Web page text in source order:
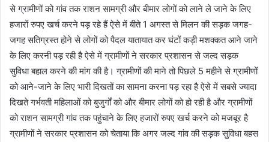
से ग्रामीणों को गांव तक राशन सामग्री और बीमार लोगों को लाने ले जाने के लिए
हजारों रुपए खर्च करने पड़ रहे हैं ऐसे में बीते 1 अगस्त से मिलन की सड़क जगह-
जगह सतिग्रस्त होने से लोगों को पैदल यातायात कर घंटों कड़ी मशक्कत आने जाने
के लिए करनी पड़ रही है ऐसे में ग्रामीणों ने सरकार प्रशासन से जल्द सड़क
सुविधा बहाल करने की मांग की है। ग्रामीणों की माने तो पिछले 5 महीने से ग्रामीणों
को आने-जाने के लिए भारी दिखतों का सामना करना पड़ रहा है ऐसे में सबसे ज्यादा
दिखते गर्भवती महिलाओं को बुजुर्गों को और बीमार लोगों को हो रही है और ग्रामीणों
को राशन सामग्री गांव तक पहुंचाने के लिए हजारों रुपए खर्च करने को मजबूर है
ग्रामीणों ने सरकार प्रशासन को चेताया कि अगर जल्द गांव की सड़क सुविधा बहस